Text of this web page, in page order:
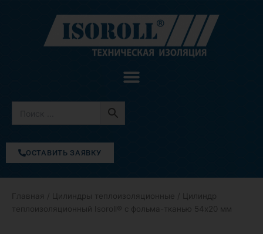
содержимому
ОСТАВИТЬ ЗАЯВКУ
Главная Цилиндры теплоизоляционные / Цилиндр
теплоизоляционный Isoroll® с фольма-тканью 54х20 мм